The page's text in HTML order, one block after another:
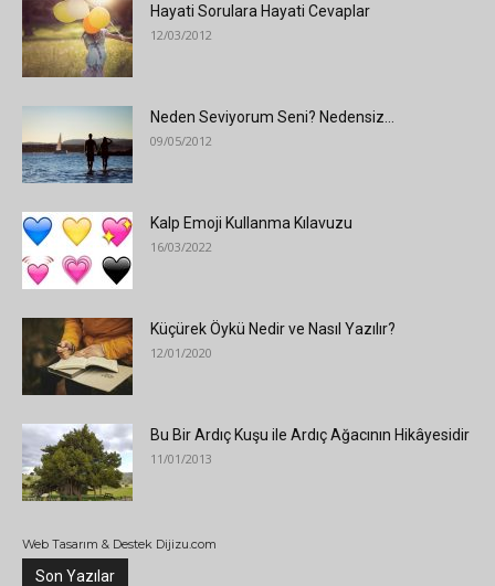
Hayati Sorulara Hayati Cevaplar
12/03/2012
Neden Seviyorum Seni? Nedensiz…
09/05/2012
Kalp Emoji Kullanma Kılavuzu
16/03/2022
Küçürek Öykü Nedir ve Nasıl Yazılır?
12/01/2020
Bu Bir Ardıç Kuşu ile Ardıç Ağacının Hikâyesidir
11/01/2013
Web Tasarım & Destek Dijizu.com
Son Yazılar